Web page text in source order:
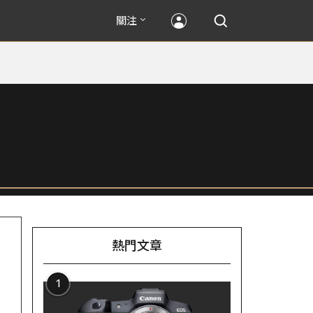
關注
熱門文章
1